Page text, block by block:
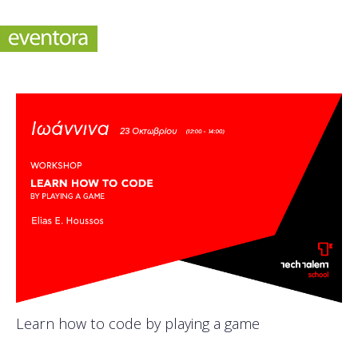
Learn how to code by playing a game